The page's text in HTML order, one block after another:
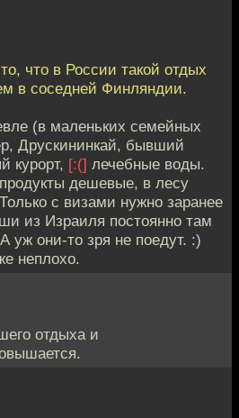
что в России такой отдых
в соседней Финляндии.
(в маленьких семейных
Друскининкай, бывший
курорт, [:(] лечебные воды.
дешевые, в лесу
с визами нужно заранее
из Израиля постоянно там
уж они-то зря не поедут. :)
неплохо.
отдыха и